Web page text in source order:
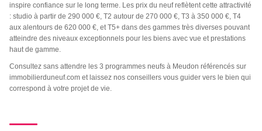
inspire confiance sur le long terme. Les prix du neuf reflètent cette attractivité
: studio à partir de 290 000 €, T2 autour de 270 000 €, T3 à 350 000 €, T4
aux alentours de 620 000 €, et T5+ dans des gammes très diverses pouvant
atteindre des niveaux exceptionnels pour les biens avec vue et prestations
haut de gamme.
Consultez sans attendre les 3 programmes neufs à Meudon référencés sur
immobilierduneuf.com et laissez nos conseillers vous guider vers le bien qui
correspond à votre projet de vie.